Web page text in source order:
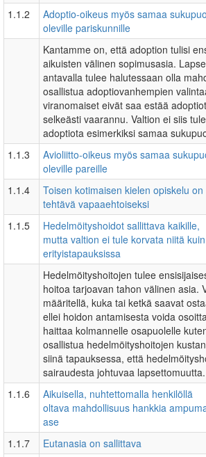
1.1.2
Adoptio-oikeus myös samaa
oleville pariskunnille
Kantamme on, että adoption tulisi
aikuisten välinen sopimusasia.
antavalla tulee halutessaan olla
osallistua adoptiovanhempien
viranomaiset eivät saa estää
selkeästi vaarannu. Valtion ei siis
adoptiota esimerkiksi samaa
1.1.3
Avioliitto-oikeus myös samaa
oleville pareille
1.1.4
Toisen kotimaisen kielen opiskelu on
tehtävä vapaaehtoiseksi
1.1.5
Hedelmöityshoidot sallittava kaikille,
mutta valtion ei tule korvata niitä kuin
erityistapauksissa
Hedelmöityshoitojen tulee
hoitoa tarjoavan tahon välinen asia.
määritellä, kuka tai ketkä saavat
ellei hoidon antamisesta voida
haittaa kolmannelle osapuolelle
osallistua hedelmöityshoitojen
siinä tapauksessa, että
sairaudesta johtuvaa lapsettomuutta.
1.1.6
Aikuisella, nuhtettomalla henkilöllä
oltava mahdollisuus hankkia
ase
1.1.7 Eutanasia on sallittava